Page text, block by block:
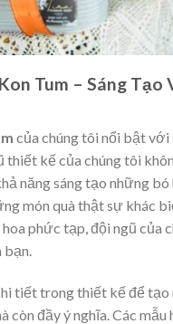
Tum – Sáng Tạo
của chúng tôi nổi bật với
kế của chúng tôi
năng sáng tạo những bó
món quà thật sự khác
phức tạp, đội ngũ của
bạn.
tiết trong thiết kế để tạo
còn đầy ý nghĩa. Các